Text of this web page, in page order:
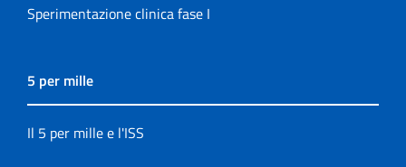
Sperimentazione clinica fase I
5 per mille
Il 5 per mille e l'ISS